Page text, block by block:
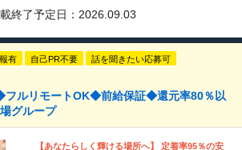
終了予定日： 2026.09.03
有 自己PR不要 話を聞きたい応募可
フルリモートOK◆前給保証◆還元率80％以
グループ
【あなたらしく輝ける場所へ】 定着率95％の安